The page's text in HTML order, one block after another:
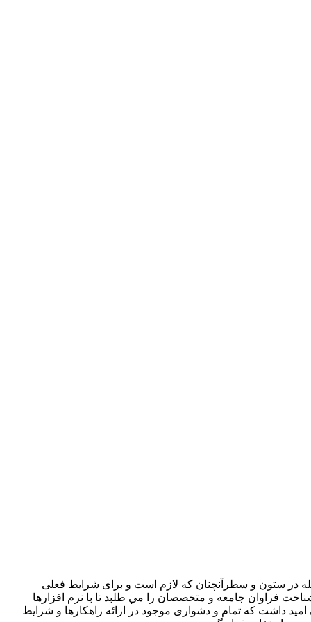
در ستون و سطرآنچنان که لازم است و برای شرايط فعلی
فراوان جامعه و متخصصان را مي طلبد تا با نرم افزارها
داشت که تمام و دشواری موجود در ارائه راهکارها و شرايط